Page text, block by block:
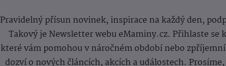
Pravidelný přísun novinek, inspirace na každý den,
Takový je Newsletter webu eMaminy.cz. Přihlaste se
které vám pomohou v náročném období nebo
dozví o nových článcích, akcích a událostech.